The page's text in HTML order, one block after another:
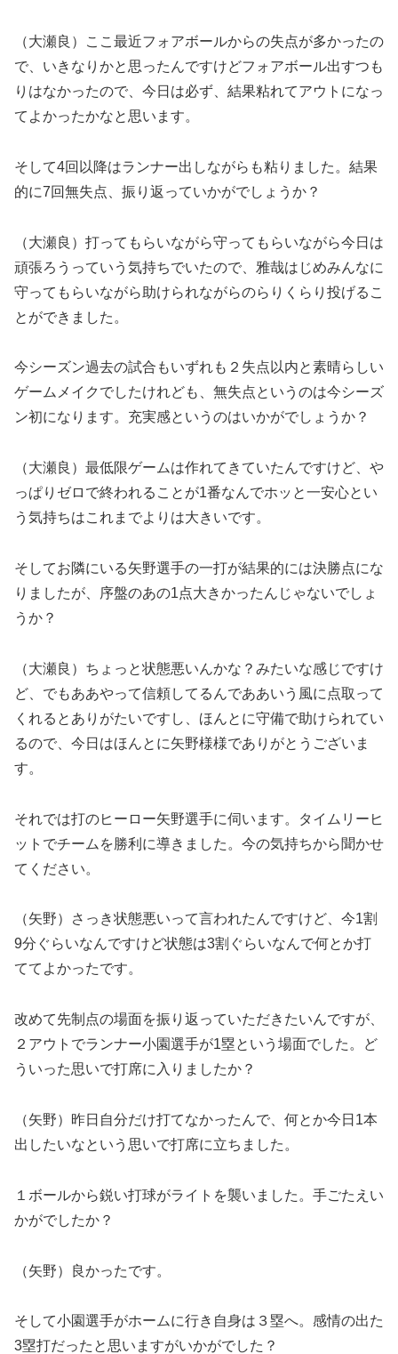
（大瀬良）ここ最近フォアボールからの失点が多かったの
で、いきなりかと思ったんですけどフォアボール出すつも
りはなかったので、今日は必ず、結果粘れてアウトになっ
てよかったかなと思います。
そして4回以降はランナー出しながらも粘りました。結果
的に7回無失点、振り返っていかがでしょうか？
（大瀬良）打ってもらいながら守ってもらいながら今日は
頑張ろうっていう気持ちでいたので、雅哉はじめみんなに
守ってもらいながら助けられながらのらりくらり投げるこ
とができました。
今シーズン過去の試合もいずれも２失点以内と素晴らしい
ゲームメイクでしたけれども、無失点というのは今シーズ
ン初になります。充実感というのはいかがでしょうか？
（大瀬良）最低限ゲームは作れてきていたんですけど、や
っぱりゼロで終われることが1番なんでホッと一安心とい
う気持ちはこれまでよりは大きいです。
そしてお隣にいる矢野選手の一打が結果的には決勝点にな
りましたが、序盤のあの1点大きかったんじゃないでしょ
うか？
（大瀬良）ちょっと状態悪いんかな？みたいな感じですけ
ど、でもああやって信頼してるんでああいう風に点取って
くれるとありがたいですし、ほんとに守備で助けられてい
るので、今日はほんとに矢野様様でありがとうございま
す。
それでは打のヒーロー矢野選手に伺います。タイムリーヒ
ットでチームを勝利に導きました。今の気持ちから聞かせ
てください。
（矢野）さっき状態悪いって言われたんですけど、今1割
9分ぐらいなんですけど状態は3割ぐらいなんで何とか打
ててよかったです。
改めて先制点の場面を振り返っていただきたいんですが、
２アウトでランナー小園選手が1塁という場面でした。ど
ういった思いで打席に入りましたか？
（矢野）昨日自分だけ打てなかったんで、何とか今日1本
出したいなという思いで打席に立ちました。
１ボールから鋭い打球がライトを襲いました。手ごたえい
かがでしたか？
（矢野）良かったです。
そして小園選手がホームに行き自身は３塁へ。感情の出た
3塁打だったと思いますがいかがでした？